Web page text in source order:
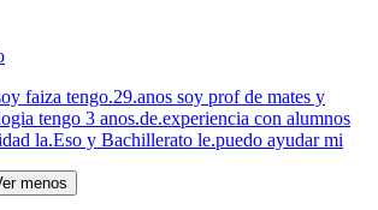
faiza tengo.29.anos soy prof de mates y
tengo 3 anos.de.experiencia con alumnos
la.Eso y Bachillerato le.puedo ayudar mi
menos